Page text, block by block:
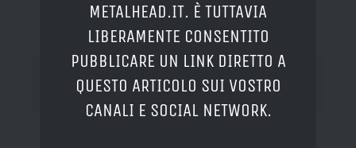
METALHEAD.IT. È TUTTAVIA
LIBERAMENTE CONSENTITO
PUBBLICARE UN LINK DIRETTO A
QUESTO ARTICOLO SUI VOSTRO
CANALI E SOCIAL NETWORK.